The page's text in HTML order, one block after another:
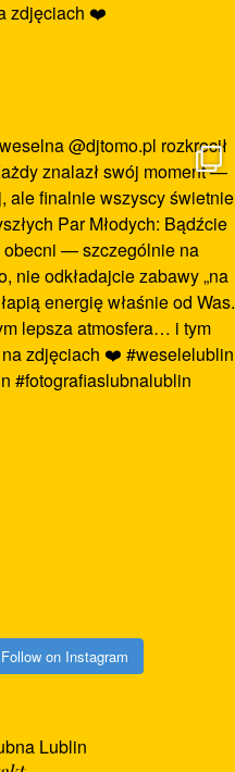
Follow on Instagram
Lublin